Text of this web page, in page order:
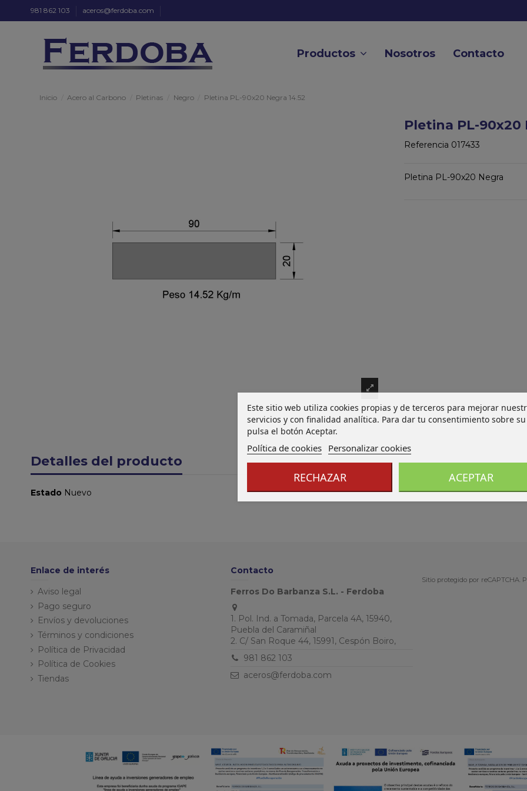
981 862 103 aceros@ferdoba.com
Productos Nosotros Contacto
Inicio Acero al Carbono Pletinas Negro Pletina PL-90x20 Negra 14.52
Pletina PL-90x20
Referencia 017433
Pletina PL-90x20 Negra
Detalles del producto
Estado Nuevo
Enlace de interés
Aviso legal
Pago seguro
Envíos y devoluciones
Términos y condiciones
Política de Privacidad
Política de Cookies
Tiendas
Contacto
Ferros Do Barbanza S.L. - Ferdoba
1. Pol. Ind. a Tomada, Parcela 4A, 15940,
Puebla del Caramiñal
2. C/ San Roque 44, 15991, Cespón Boiro,
981 862 103
aceros@ferdoba.com
Sitio protegido por reCAPTCHA.
Este sitio web utiliza cookies propias y de terceros para mejorar
servicios y con finalidad analítica. Para dar tu consentimiento sobre
pulsa el botón Aceptar.
Política de cookies Personalizar cookies
RECHAZAR ACEPTAR